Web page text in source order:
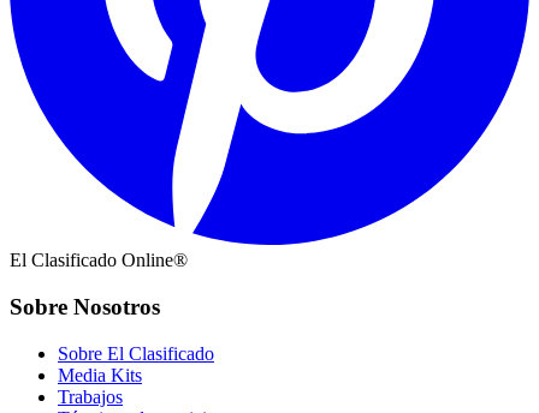
El Clasificado Online®
Sobre Nosotros
Sobre El Clasificado
Media Kits
Trabajos